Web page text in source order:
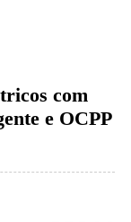
com
e OCPP